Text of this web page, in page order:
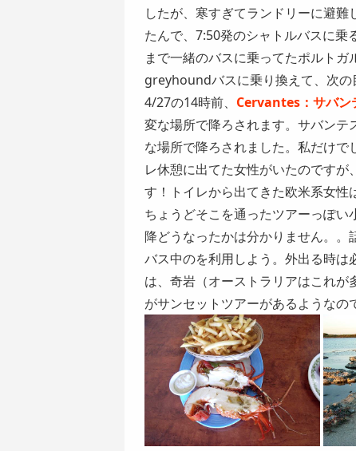
したが、寒すぎてランドリーに避
たんで、7:50発のシャトルバスに乗
まで一緒のバスに乗ってたポルト
greyhoundバスに乗り換えて、次の
4/27の14時前、 Cervantes：サバン
変な場所で降ろされます。サバンテ
な場所で降ろされました。私だけ
レ休憩に出てた女性がいたのです
す！トイレから出てきた欧米系女性
ちょうどそこを通ったツアーっぽ
降どうなったかは分かりません。
バス中のを利用しよう。外出る時
は、奇岩（オーストラリアはこれが
がサンセットツアーがあるようなの